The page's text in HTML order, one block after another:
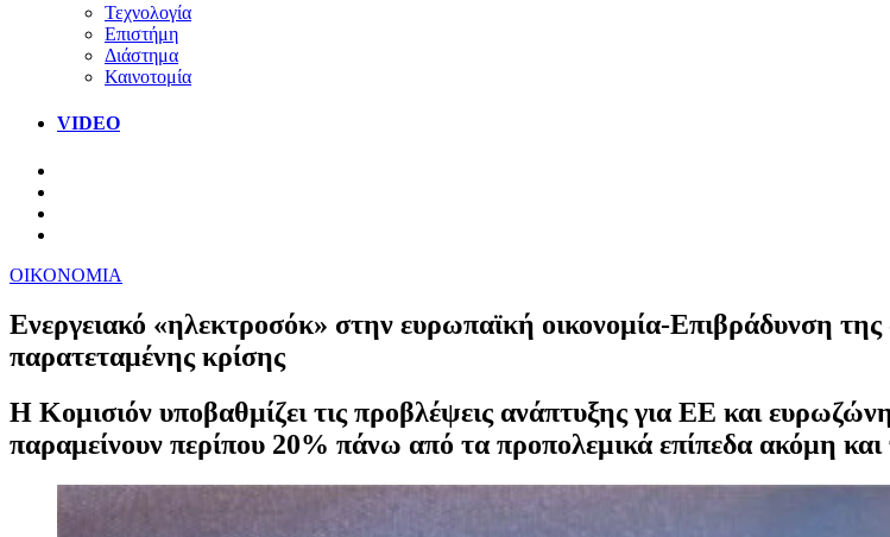
Τεχνολογία
Επιστήμη
Διάστημα
Καινοτομία
VIDEO
ΟΙΚΟΝΟΜΙΑ
Ενεργειακό «ηλεκτροσόκ» στην ευρωπαϊκή οικονομία-Επιβράδυνση
παρατεταμένης κρίσης
Η Κομισιόν υποβαθμίζει τις προβλέψεις ανάπτυξης για ΕΕ και ευρωζώνη
παραμείνουν περίπου 20% πάνω από τα προπολεμικά επίπεδα ακόμη και